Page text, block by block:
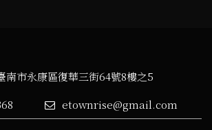
南市永康區復華三街64號8樓之5
etownrise@gmail.com